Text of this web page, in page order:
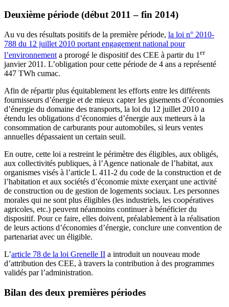
Deuxième période (début 2011 – fin 2014)
Au vu des résultats positifs de la première période, la loi n° 2010-
788 du 12 juillet 2010 portant engagement national pour
l’environnement a prorogé le dispositif des CEE à partir du 1 er
janvier 2011. L’obligation pour cette période de 4 ans a représenté
447 TWh cumac.
Afin de répartir plus équitablement les efforts entre les différents
fournisseurs d’énergie et de mieux capter les gisements d’économies
d’énergie du domaine des transports, la loi du 12 juillet 2010 a
étendu les obligations d’économies d’énergie aux metteurs à la
consommation de carburants pour automobiles, si leurs ventes
annuelles dépassaient un certain seuil.
En outre, cette loi a restreint le périmètre des éligibles, aux obligés,
aux collectivités publiques, à l’Agence nationale de l’habitat, aux
organismes visés à l’article L 411-2 du code de la construction et de
l’habitation et aux sociétés d’économie mixte exerçant une activité
de construction ou de gestion de logements sociaux. Les personnes
morales qui ne sont plus éligibles (les industriels, les coopératives
agricoles, etc.) peuvent néanmoins continuer à bénéficier du
dispositif. Pour ce faire, elles doivent, préalablement à la réalisation
de leurs actions d’économies d’énergie, conclure une convention de
partenariat avec un éligible.
L’article 78 de la loi Grenelle II a introduit un nouveau mode
d’attribution des CEE, à travers la contribution à des programmes
validés par l’administration.
Bilan des deux premières périodes